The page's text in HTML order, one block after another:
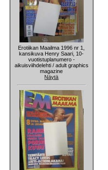
Erotiikan Maailma 1996 nr 1,
kansikuva Henry Saari, 10-
vuotistuplanumero -
aikuisviihdelehti / adult graphics
magazine
Näytä